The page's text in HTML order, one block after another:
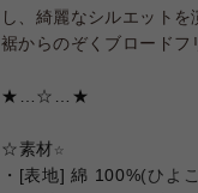
し、綺麗なシルエット
裾からのぞくブロードフ
★…☆…★
☆素材☆
・[表地] 綿 100%(ひよ